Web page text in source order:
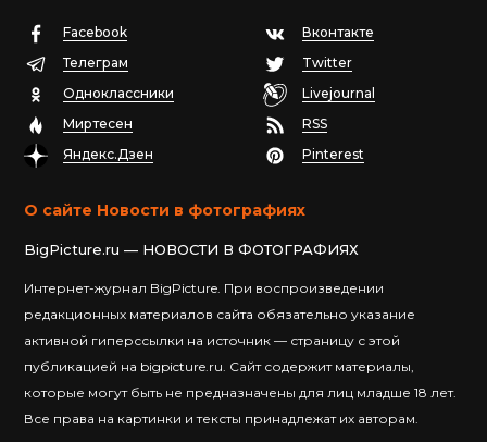
Facebook
Вконтакте
Телеграм
Twitter
Одноклассники
Livejournal
Миртесен
RSS
Яндекс.Дзен
Pinterest
О сайте Новости в фотографиях
BigPicture.ru — НОВОСТИ В ФОТОГРАФИЯХ
Интернет-журнал BigPicture. При воспроизведении
редакционных материалов сайта обязательно указание
активной гиперссылки на источник — страницу с этой
публикацией на bigpicture.ru. Сайт содержит материалы,
которые могут быть не предназначены для лиц младше 18 лет.
Все права на картинки и тексты принадлежат их авторам.